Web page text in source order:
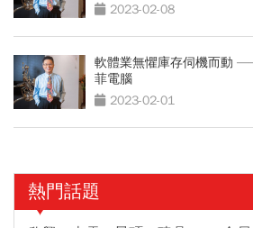
2023-02-08
軟體業無懼庫存伺機而動
菲電腦
2023-02-01
熱門話題